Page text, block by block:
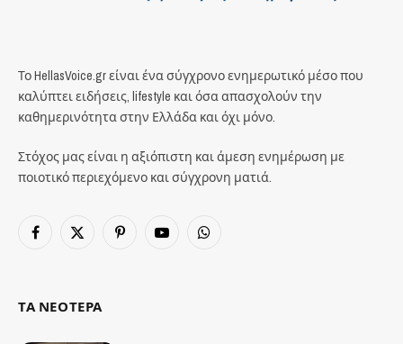
Το HellasVoice.gr είναι ένα σύγχρονο ενημερωτικό μέσο που
καλύπτει ειδήσεις, lifestyle και όσα απασχολούν την
καθημερινότητα στην Ελλάδα και όχι μόνο.
Στόχος μας είναι η αξιόπιστη και άμεση ενημέρωση με
ποιοτικό περιεχόμενο και σύγχρονη ματιά.
Facebook
X
PinterestYouTubeWhatsApp
ΤΑ ΝΕΟΤΕΡΑ